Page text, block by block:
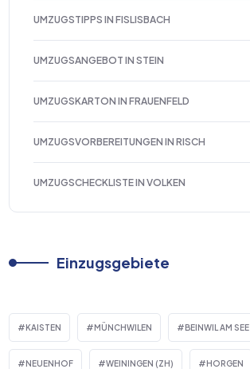
UMZUGSTIPPS IN FISLISBACH
UMZUGSANGEBOT IN STEIN
UMZUGSKARTON IN FRAUENFELD
UMZUGSVORBEREITUNGEN IN RISCH
UMZUGSCHECKLISTE IN VOLKEN
Einzugsgebiete
KAISTEN MÜNCHWILEN BEINWIL AM SEE
NEUENHOF WEININGEN (ZH) HORGEN